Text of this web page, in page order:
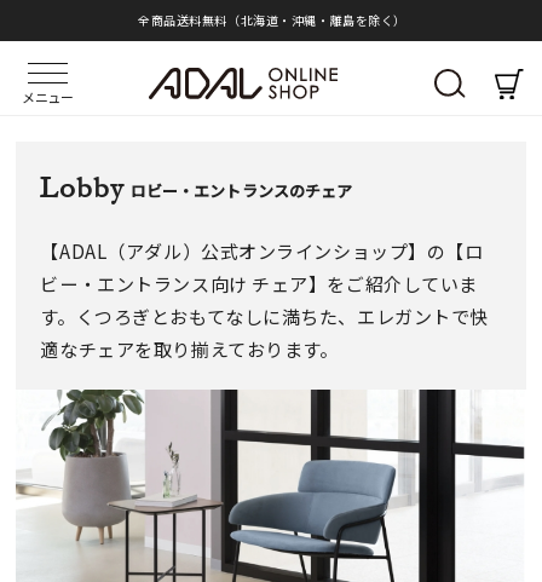
全商品送料無料（北海道・沖縄・離島を除く）
メニュー
Lobby ロビー・エントランスのチェア
【ADAL（アダル）公式オンラインショップ】の【ロ
ビー・エントランス向け チェア】をご紹介していま
す。くつろぎとおもてなしに満ちた、エレガントで快
適なチェアを取り揃えております。